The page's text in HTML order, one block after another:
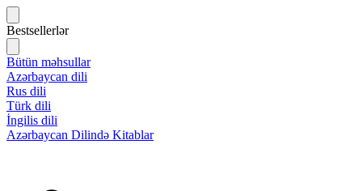
Bestsellerlər
Bütün məhsullar
Azərbaycan dili
Rus dili
Türk dili
İngilis dili
Azərbaycan Dilində Kitablar